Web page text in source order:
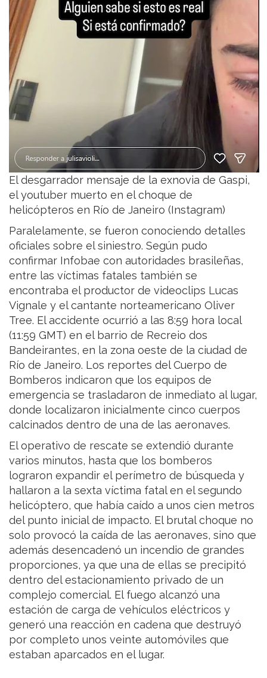
El desgarrador mensaje de la exnovia de Gaspi,
el youtuber muerto en el choque de
helicópteros en Río de Janeiro (Instagram)
Paralelamente, se fueron conociendo detalles
oficiales sobre el siniestro. Según pudo
confirmar Infobae con autoridades brasileñas,
entre las víctimas fatales también se
encontraba el productor de videoclips Lucas
Vignale y el cantante norteamericano Oliver
Tree. El accidente ocurrió a las 8:59 hora local
(11:59 GMT) en el barrio de Recreio dos
Bandeirantes, en la zona oeste de la ciudad de
Río de Janeiro. Los reportes del Cuerpo de
Bomberos indicaron que los equipos de
emergencia se trasladaron de inmediato al lugar,
donde localizaron inicialmente cinco cuerpos
calcinados dentro de una de las aeronaves.
El operativo de rescate se extendió durante
varios minutos, hasta que los bomberos
lograron expandir el perímetro de búsqueda y
hallaron a la sexta víctima fatal en el segundo
helicóptero, que había caído a unos cien metros
del punto inicial de impacto. El brutal choque no
solo provocó la caída de las aeronaves, sino que
además desencadenó un incendio de grandes
proporciones, ya que una de ellas se precipitó
dentro del estacionamiento privado de un
complejo comercial. El fuego alcanzó una
estación de carga de vehículos eléctricos y
generó una reacción en cadena que destruyó
por completo unos veinte automóviles que
estaban aparcados en el lugar.